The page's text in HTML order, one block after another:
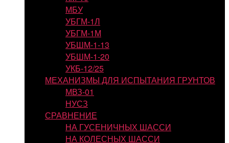
МБУ
УБГМ-1Л
УБГМ-1М
УБШМ-1-13
УБШМ-1-20
УКБ-12/25
МЕХАНИЗМЫ ДЛЯ ИСПЫТАНИЯ ГРУНТОВ
МВЗ-01
НУСЗ
СРАВНЕНИЕ
НА ГУСЕНИЧНЫХ ШАССИ
НА КОЛЕСНЫХ ШАССИ